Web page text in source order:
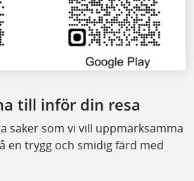
till inför din resa
saker som vi vill uppmärksamma
en trygg och smidig färd med